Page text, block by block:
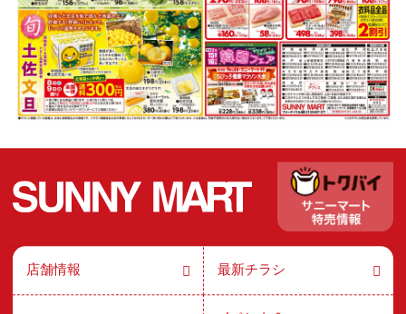
店舗情報 最新チラシ